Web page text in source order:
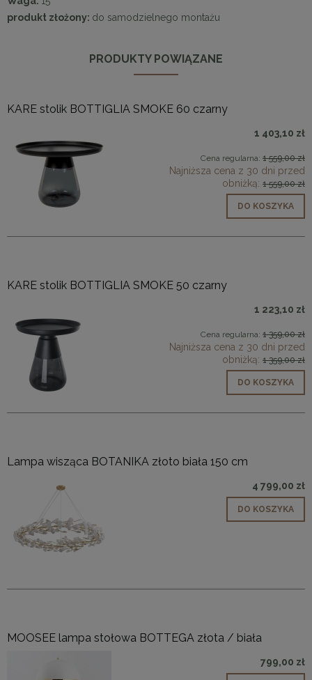
produkt złożony: do samodzielnego montażu
PRODUKTY POWIĄZANE
KARE stolik BOTTIGLIA SMOKE 60 czarny
1 403,10 zł
Cena regularna: 1 559,00 zł
Najniższa cena z 30 dni przed
obniżką: 1 559,00 zł
DO KOSZYKA
KARE stolik BOTTIGLIA SMOKE 50 czarny
1 223,10 zł
Cena regularna: 1 359,00 zł
Najniższa cena z 30 dni przed
obniżką: 1 359,00 zł
DO KOSZYKA
Lampa wisząca BOTANIKA złoto biała 150 cm
4 799,00 zł
DO KOSZYKA
MOOSEE lampa stołowa BOTTEGA złota / biała
799,00 zł